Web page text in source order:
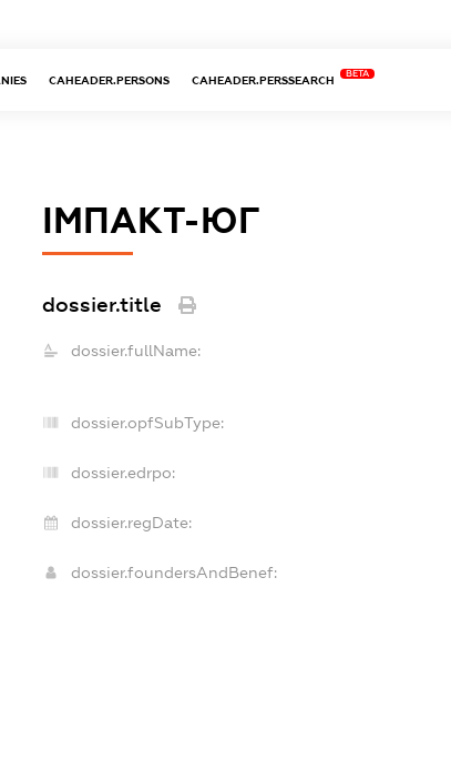
CAHEADER.PERSONS CAHEADER.PERSSEARCH
BETA
ІМПАКТ-ЮГ
dossier.title
dossier.fullName:
dossier.opfSubType:
dossier.edrpo:
dossier.regDate:
dossier.foundersAndBenef: